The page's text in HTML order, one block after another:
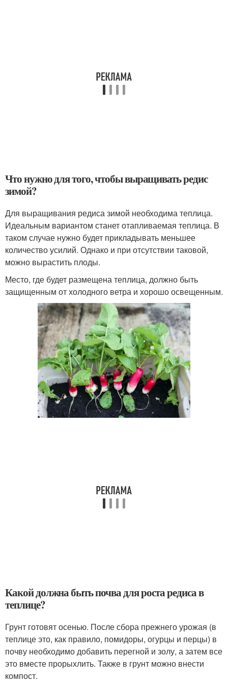
Что нужно для того, чтобы выращивать редис
зимой?
Для выращивания редиса зимой необходима теплица.
Идеальным вариантом станет отапливаемая теплица. В
таком случае нужно будет прикладывать меньшее
количество усилий. Однако и при отсутствии таковой,
можно вырастить плоды.
Место, где будет размещена теплица, должно быть
защищенным от холодного ветра и хорошо освещенным.
Какой должна быть почва для роста редиса в
теплице?
Грунт готовят осенью. После сбора прежнего урожая (в
теплице это, как правило, помидоры, огурцы и перцы) в
почву необходимо добавить перегной и золу, а затем все
это вместе прорыхлить. Также в грунт можно внести
компост.